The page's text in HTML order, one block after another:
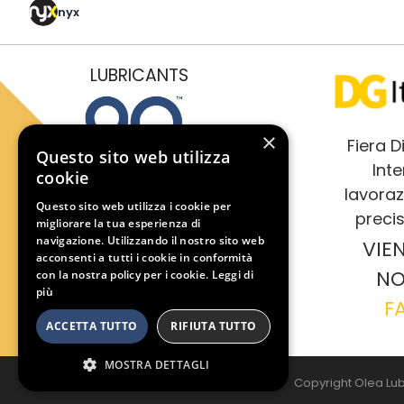
nyx
LUBRICANTS
OLEA è una società fondata
nel 1932, specializzata nella
formulazione, produzione e
commercializzazione di
Fiera
Copyright Olea
×
Questo sito web utilizza
cookie
Questo sito web utilizza i cookie per
migliorare la tua esperienza di
navigazione. Utilizzando il nostro sito web
acconsenti a tutti i cookie in conformità
con la nostra policy per i cookie. Leggi di
più
ACCETTA TUTTO RIFIUTA TUTTO
MOSTRA DETTAGLI